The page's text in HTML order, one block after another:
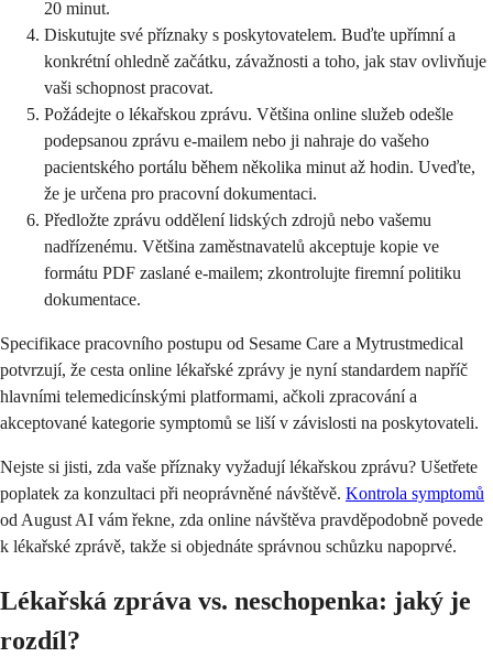
20 minut.
Diskutujte své příznaky s poskytovatelem. Buďte upřímní a
konkrétní ohledně začátku, závažnosti a toho, jak stav ovlivňuje
vaši schopnost pracovat.
Požádejte o lékařskou zprávu. Většina online služeb odešle
podepsanou zprávu e-mailem nebo ji nahraje do vašeho
pacientského portálu během několika minut až hodin. Uveďte,
že je určena pro pracovní dokumentaci.
Předložte zprávu oddělení lidských zdrojů nebo vašemu
nadřízenému. Většina zaměstnavatelů akceptuje kopie ve
formátu PDF zaslané e-mailem; zkontrolujte firemní politiku
dokumentace.
Specifikace pracovního postupu od Sesame Care a Mytrustmedical
potvrzují, že cesta online lékařské zprávy je nyní standardem napříč
hlavními telemedicínskými platformami, ačkoli zpracování a
akceptované kategorie symptomů se liší v závislosti na poskytovateli.
Nejste si jisti, zda vaše příznaky vyžadují lékařskou zprávu? Ušetřete
poplatek za konzultaci při neoprávněné návštěvě. Kontrola symptomů
od August AI vám řekne, zda online návštěva pravděpodobně povede
k lékařské zprávě, takže si objednáte správnou schůzku napoprvé.
Lékařská zpráva vs. neschopenka: jaký je
rozdíl?